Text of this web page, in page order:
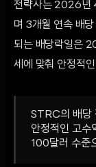
전략사는 2026년
며 3개월 연속 배
되는 배당락일은
세에 맞춰 안정적
STRC의 배당
안정적인 고수
100달러 수준